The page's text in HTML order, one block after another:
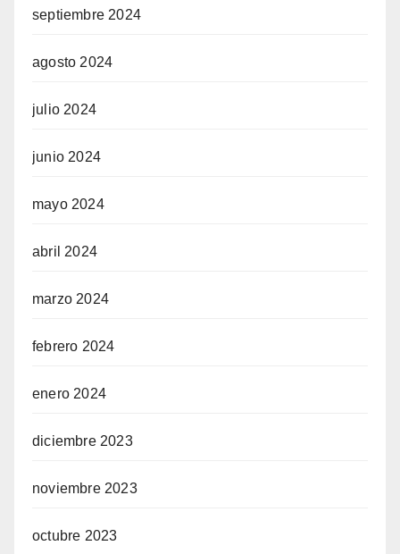
septiembre 2024
agosto 2024
julio 2024
junio 2024
mayo 2024
abril 2024
marzo 2024
febrero 2024
enero 2024
diciembre 2023
noviembre 2023
octubre 2023